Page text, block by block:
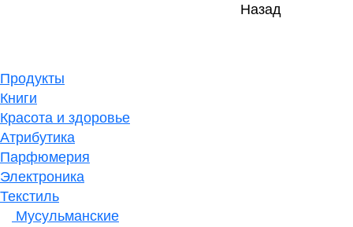
Назад
Продукты
Книги
Красота и здоровье
Атрибутика
Парфюмерия
Электроника
Текстиль
Мусульманские